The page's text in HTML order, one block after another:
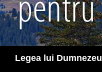
Legea lui Dumnezeu